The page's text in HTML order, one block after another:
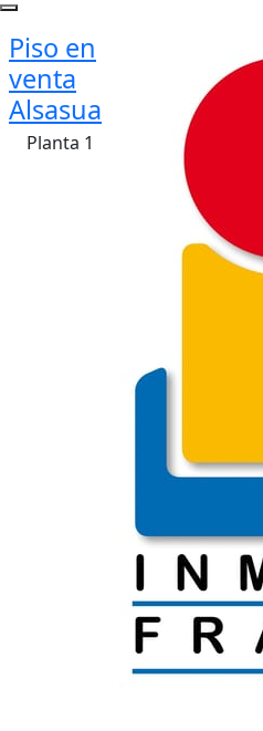
Piso en
venta
Alsasua
Planta 1